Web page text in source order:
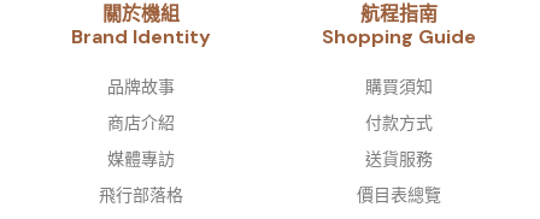
關於機組
Brand Identity​
品牌故事​
商店介紹
媒體專訪
飛行部落格
航程指南
Shopping Guide
購買須知
付款方式
送貨服務
價目表總覽